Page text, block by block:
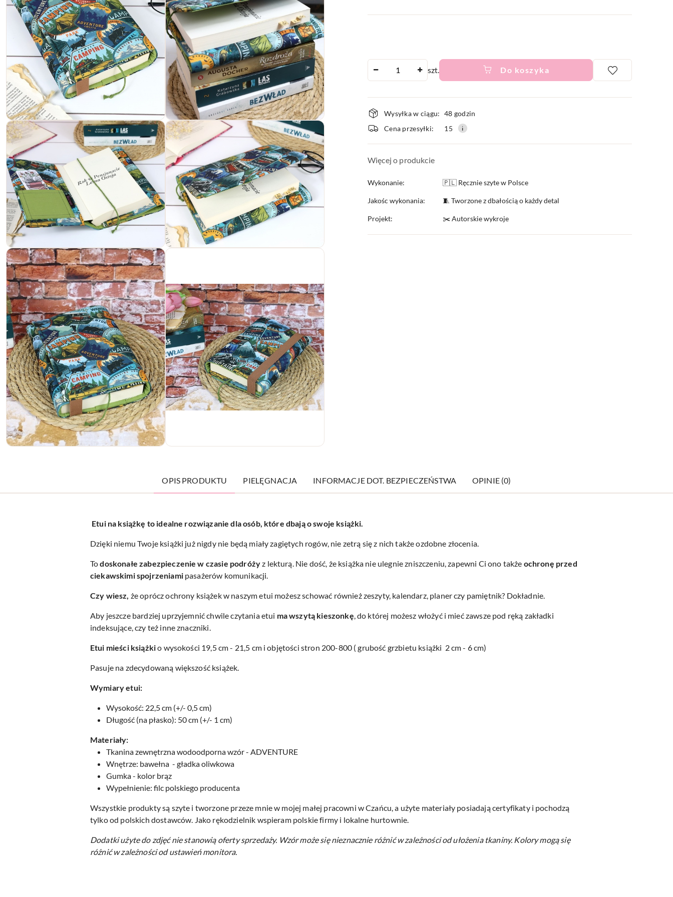
szt. Do koszyka
Dostępność
i
dostawa
Wysyłka w ciągu: 48 godzin
Cena przesyłki:
15
Więcej o produkcie
Wykonanie: 🇵🇱 Ręcznie szyte w Polsce
Jakośc wykonania: 🧵 Tworzone z dbałością o każdy detal
Projekt: ✂️ Autorskie wykroje
OPIS PRODUKTU PIELĘGNACJA INFORMACJE DOT. BEZPIECZEŃSTWA OPINIE (0)
Etui na książkę to idealne rozwiązanie dla osób, które dbają o swoje książki.
Dzięki niemu Twoje książki już nigdy nie będą miały zagiętych rogów, nie zetrą się z nich także ozdobne złocenia.
Todoskonałe zabezpieczenie w czasie podróżyz lekturą. Nie dość, że książka nie ulegnie zniszczeniu, zapewni Ci ono także ochronę przed
ciekawskimi spojrzeniamipasażerów komunikacji.
Czy wiesz, że oprócz ochrony książek w naszym etui możesz schować również zeszyty, kalendarz, planer czy pamiętnik? Dokładnie.
Aby jeszcze bardziej uprzyjemnić chwile czytania etui ma wszytą kieszonkę , do której możesz włożyć i mieć zawsze pod ręką zakładki
indeksujące, czy też inne znaczniki.
Etui mieści książkio wysokości 19,5 cm - 21,5 cm i objętości stron 200-800 ( grubość grzbietu książki 2 cm - 6 cm)
Pasuje na zdecydowaną większość książek.
Wymiary etui:
Wysokość: 22,5 cm (+/- 0,5 cm)
Długość (na płasko): 50 cm (+/- 1 cm)
Materiały:
Tkanina zewnętrzna wodoodporna wzór - ADVENTURE
Wnętrze: bawełna - gładka oliwkowa
Gumka - kolor brąz
Wypełnienie: filc polskiego producenta
Wszystkie produkty są szyte i tworzone przeze mnie w mojej małej pracowni w Czańcu, a użyte materiały posiadają certyfikaty i pochodzą
tylko od polskich dostawców. Jako rękodzielnik wspieram polskie firmy i lokalne hurtownie.
Dodatki użyte do zdjęć nie stanowią oferty sprzedaży. Wzór może się nieznacznie różnić w zależności od ułożenia tkaniny. Kolory mogą się
różnić w zależności od ustawień monitora.